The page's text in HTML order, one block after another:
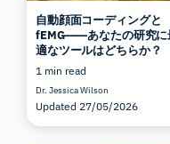
自動顔面コーディングと
fEMG――あなたの研究に
適なツールはどちらか？
1 min read
Dr. Jessica Wilson
Updated 27/05/2026